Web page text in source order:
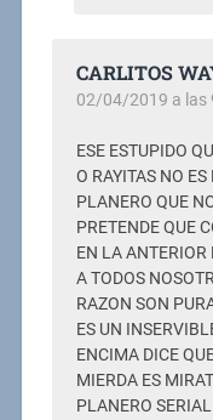
CARLITOS
02/04/2019 a las
ESE ESTUPIDO
O RAYITAS NO
PLANERO QUE
PRETENDE QUE
EN LA ANTERIOR
A TODOS
RAZON SON
ES UN
ENCIMA DICE
MIERDA ES
PLANERO